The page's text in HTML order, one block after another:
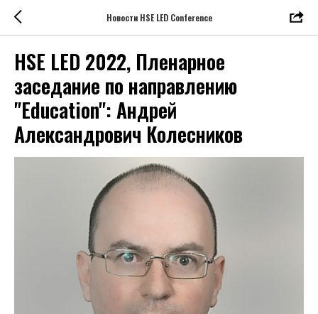
Новости HSE LED Conference
HSE LED 2022, Пленарное
заседание по направлению
"Education": Андрей
Александрович Колесников